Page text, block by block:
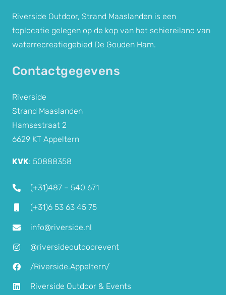
Riverside Outdoor, Strand Maaslanden is een
toplocatie gelegen op de kop van het schiereiland van
waterrecreatiegebied De Gouden Ham.
Contactgegevens
Riverside
Strand Maaslanden
Hamsestraat 2
6629 KT Appeltern
KVK: 50888358
(+31)487 – 540 671
(+31)6 53 63 45 75
info@riverside.nl
@riversideoutdoorevent
/Riverside.Appeltern/
Riverside Outdoor & Events